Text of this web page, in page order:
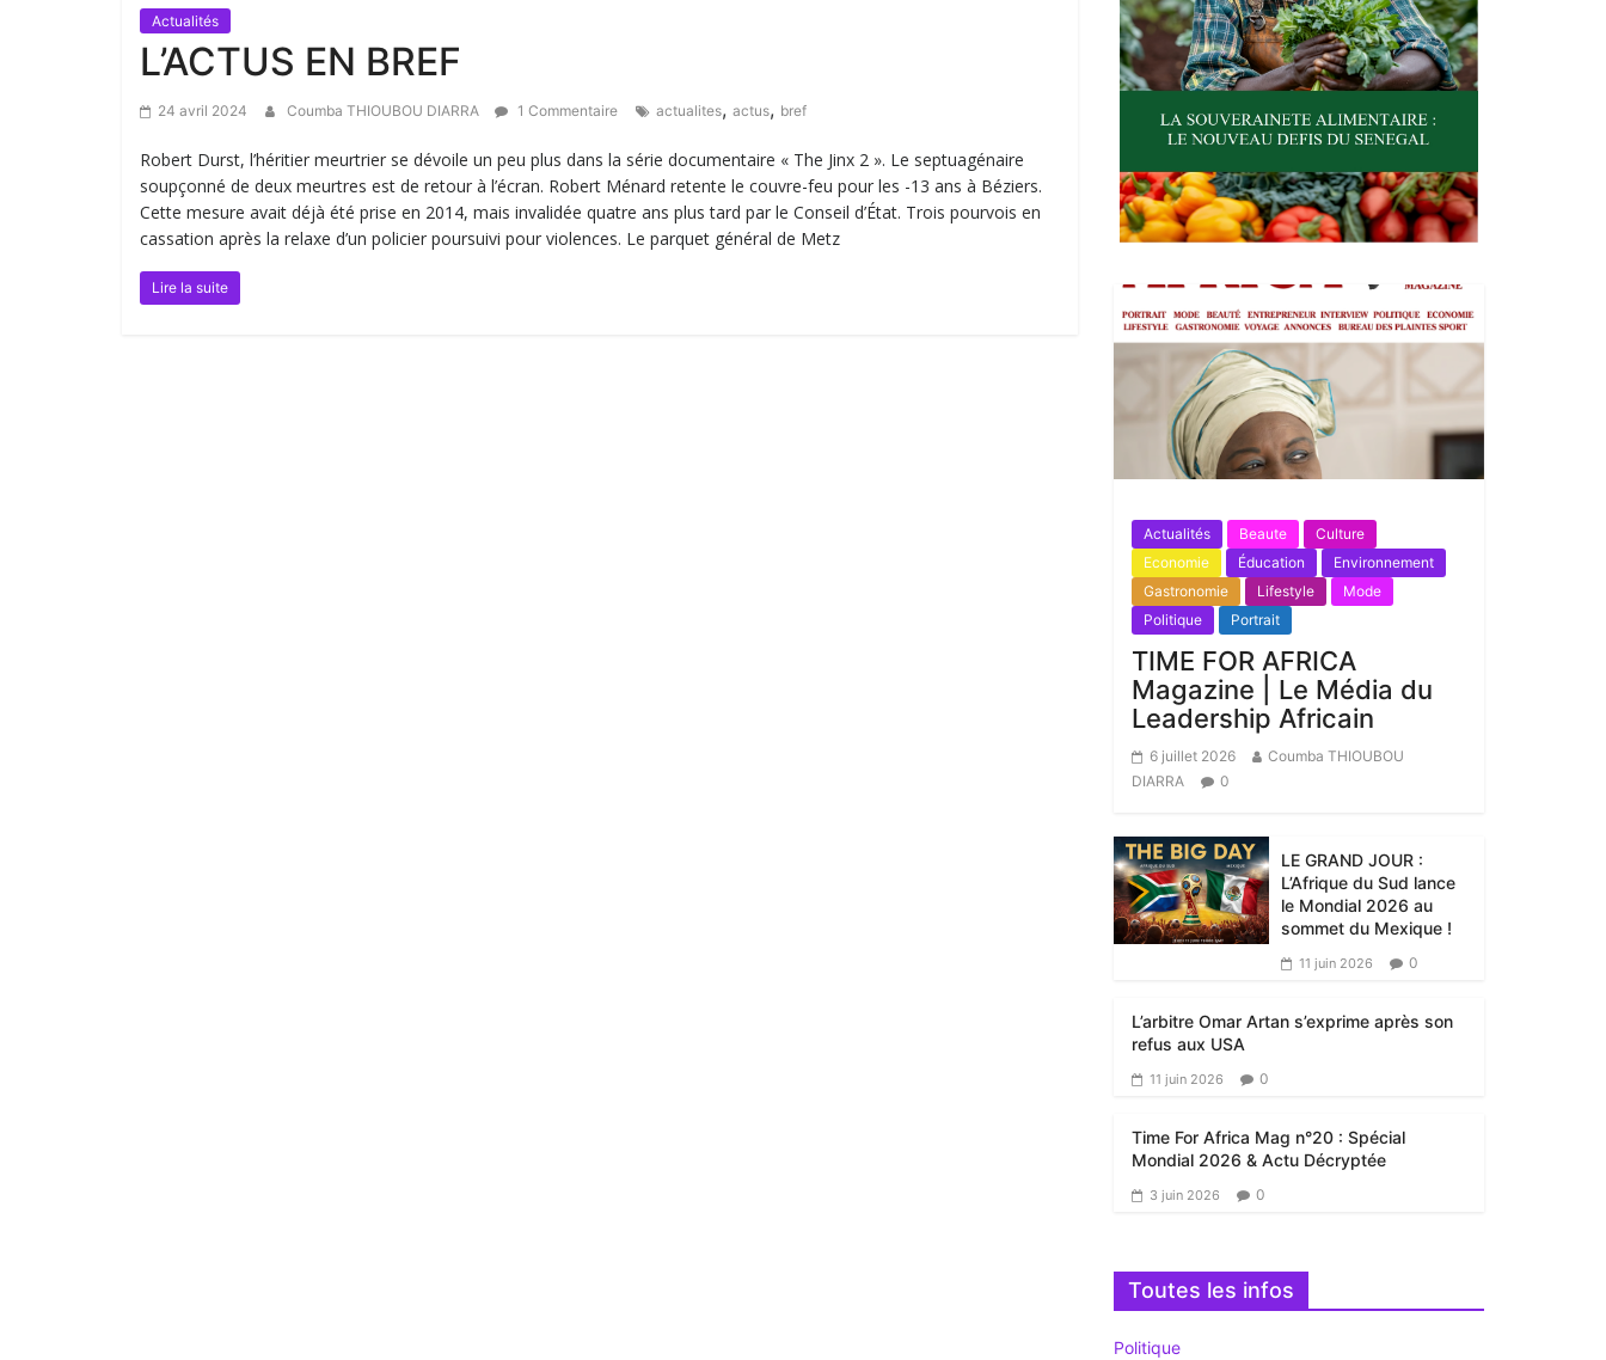
Actualités
L’ACTUS EN BREF
24 avril 2024 Coumba THIOUBOU DIARRA 1 Commentaire actualites, actus, bref
Robert Durst, l’héritier meurtrier se dévoile un peu plus dans la série documentaire « The Jinx 2 ». Le septuagénaire
soupçonné de deux meurtres est de retour à l’écran. Robert Ménard retente le couvre-feu pour les -13 ans à Béziers.
Cette mesure avait déjà été prise en 2014, mais invalidée quatre ans plus tard par le Conseil d’État. Trois pourvois en
cassation après la relaxe d’un policier poursuivi pour violences. Le parquet général de Metz
Lire la suite
Actualités Beaute
Culture
Economie
Éducation
Environnement
Gastronomie
Lifestyle
Mode
Politique
Portrait
TIME FOR AFRICA
Magazine | Le Média du
Leadership Africain
6 juillet 2026
Coumba THIOUBOU
DIARRA
0
LE GRAND JOUR :
L’Afrique du Sud lance
le Mondial 2026 au
sommet du Mexique !
11 juin 2026 0
L’arbitre Omar Artan s’exprime après son
refus aux USA
11 juin 2026 0
Time For Africa Mag n°20 : Spécial
Mondial 2026 & Actu Décryptée
3 juin 2026 0
Toutes les infos
Politique